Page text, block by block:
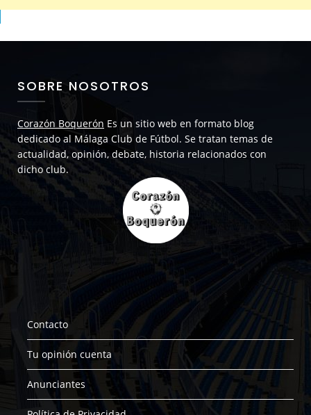
SOBRE NOSOTROS
Corazón Boquerón Es un sitio web en formato blog
dedicado al Málaga Club de Fútbol. Se tratan temas de
actualidad, opinión, debate, historia relacionados con
dicho club.
Contacto
Tu opinión cuenta
Anunciantes